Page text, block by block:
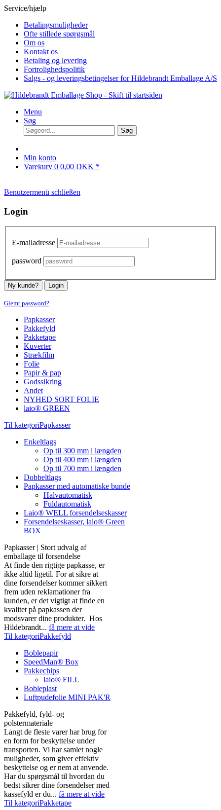
Service/hjælp
Betalingsmuligheder
Ofte stillede spørgsmål
Om os
Kontakt os
Betaling og levering
Fortrolighedspolitik
Salgs - og leveringsbetingelser for Hildebrandt Emballage A/S
Menu
Søg
Søg
Min konto
Varekurv 0 0,00 DKK *
Benutzermenü schließen
Login
E-mailadresse
password
Ny kunde? Login
Glemt password?
Papkasser
Pakkefyld
Pakketape
Kuverter
Strækfilm
Folie
Papir & pap
Godssikring
Andet
NYHED SORT FOLIE
laio® GREEN
Til kategoriPapkasser
Enkeltlags
Op til 300 mm i længden
Op til 400 mm i længden
Op til 700 mm i længden
Dobbeltlags
Papkasser med automatiske bunde
Halvautomatisk
Fuldautomatisk
Laio® WELL forsendelseskasser
Forsendelseskasser, laio® Green
BOX
Papkasser | Stort udvalg af
emballage til forsendelse
At finde den rigtige papkasse, er
ikke altid ligetil. For at sikre at
dine forsendelser kommer sikkert
frem uden reklamationer fra
kunden, er det vigtigt at finde en
kvalitet på papkassen der
modsvarer dine produkter. Hos
Hildebrandt... få mere at vide
Til kategoriPakkefyld
Boblepapir
SpeedMan® Box
Pakkechips
laio® FILL
Bobleplast
Luftpudefolie MINI PAK'R
Pakkefyld, fyld- og
polstermateriale
Langt de fleste varer har brug for
en form for beskyttelse under
transporten. Vi har samlet nogle
muligheder, som giver effektiv
beskyttelse og er nem at anvende.
Har du spørgsmål til hvordan du
bedst sikrer dine forsendelser med
kassefyld er du... få mere at vide
Til kategoriPakketape